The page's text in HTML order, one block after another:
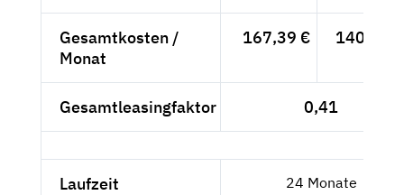
Gesamtkosten /
Monat
167,39 € 140,67 €
Gesamtleasingfaktor 0,41
Laufzeit 24 Monate